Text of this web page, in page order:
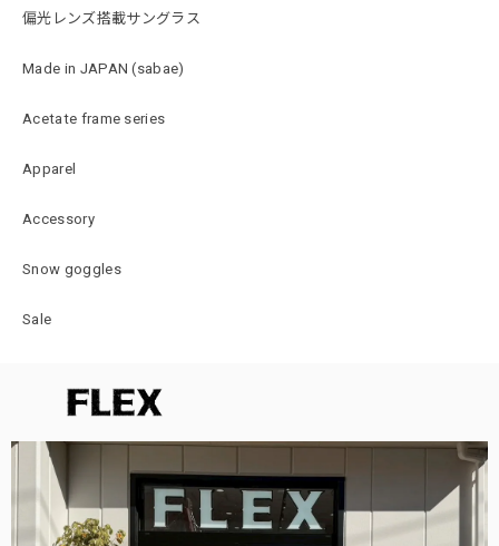
偏光レンズ搭載サングラス
Made in JAPAN (sabae)
Acetate frame series
Apparel
Accessory
Snow goggles
Sale